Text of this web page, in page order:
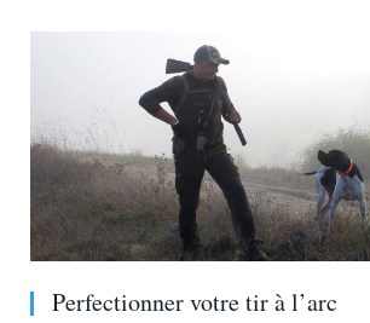
Perfectionner votre tir à l’arc